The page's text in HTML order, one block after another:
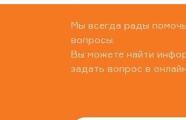
Мы всегда рады
вопросы.
Вы можете найти
задать вопрос в